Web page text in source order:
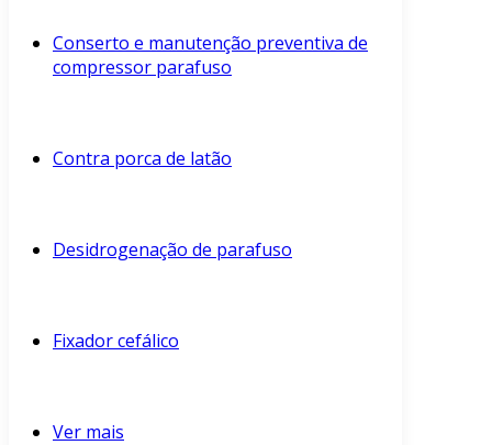
Conserto e manutenção preventiva de
compressor parafuso
Contra porca de latão
Desidrogenação de parafuso
Fixador cefálico
Ver mais